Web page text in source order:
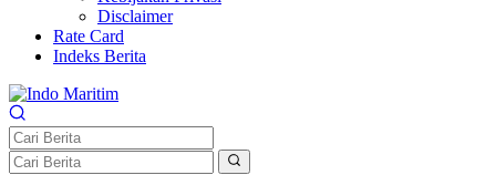
Disclaimer
Rate Card
Indeks Berita